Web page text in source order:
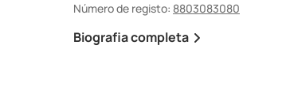
Número de registo: 8803083080
Biografia completa